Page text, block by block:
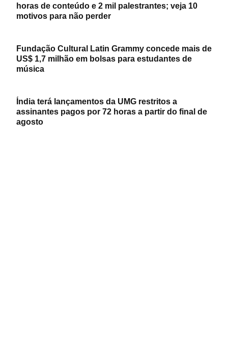
horas de conteúdo e 2 mil palestrantes; veja 10
motivos para não perder
Fundação Cultural Latin Grammy concede mais de
US$ 1,7 milhão em bolsas para estudantes de
música
Índia terá lançamentos da UMG restritos a
assinantes pagos por 72 horas a partir do final de
agosto